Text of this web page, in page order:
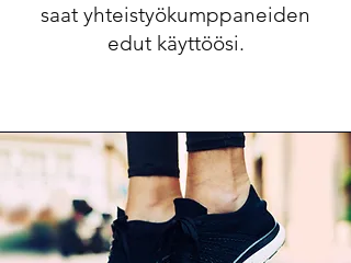
saat yhteistyökumppaneiden
edut käyttöösi.